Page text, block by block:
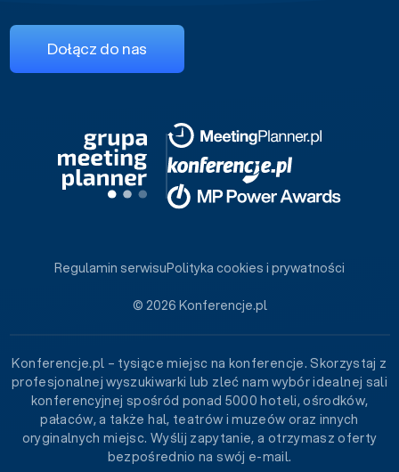
Dołącz do nas
© 2026 Konferencje.pl
Regulamin serwisuPolityka cookies i prywatności
Konferencje.pl – tysiące miejsc na konferencje. Skorzystaj z
profesjonalnej wyszukiwarki lub zleć nam wybór idealnej sali
konferencyjnej spośród ponad 5000 hoteli, ośrodków,
pałaców, a także hal, teatrów i muzeów oraz innych
oryginalnych miejsc. Wyślij zapytanie, a otrzymasz oferty
bezpośrednio na swój e-mail.